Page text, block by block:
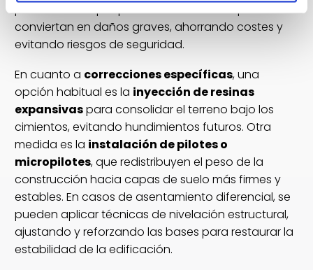
permiten anticipar problemas antes de que se
conviertan en daños graves, ahorrando costes y
evitando riesgos de seguridad.
En cuanto a correcciones específicas, una
opción habitual es la inyección de resinas
expansivaspara consolidar el terreno bajo los
cimientos, evitando hundimientos futuros. Otra
medida es la instalación de pilotes o
micropilotes, que redistribuyen el peso de la
construcción hacia capas de suelo más firmes y
estables. En casos de asentamiento diferencial, se
pueden aplicar técnicas de nivelación estructural,
ajustando y reforzando las bases para restaurar la
estabilidad de la edificación.